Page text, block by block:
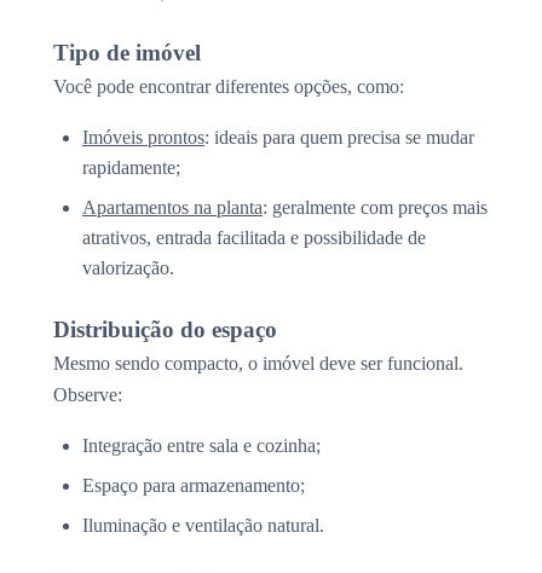
Tipo de imóvel
Você pode encontrar diferentes opções, como:
Imóveis prontos: ideais para quem precisa se mudar
rapidamente;
Apartamentos na planta: geralmente com preços mais
atrativos, entrada facilitada e possibilidade de
valorização.
Distribuição do espaço
Mesmo sendo compacto, o imóvel deve ser funcional.
Observe:
Integração entre sala e cozinha;
Espaço para armazenamento;
Iluminação e ventilação natural.